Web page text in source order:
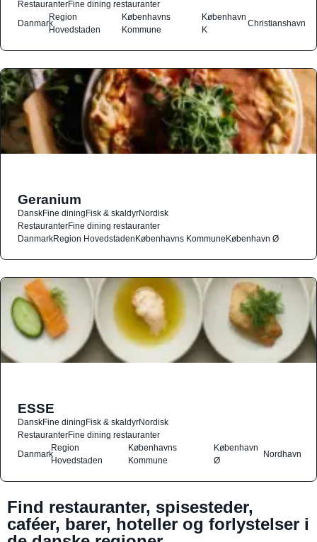
RestauranterFine dining restauranter
Danmark
Region
Hovedstaden
Københavns
Kommune
København
K
Christianshavn
Geranium
DanskFine diningFisk & skaldyrNordisk
RestauranterFine dining restauranter
DanmarkRegion HovedstadenKøbenhavns KommuneKøbenhavn Ø
ESSE
DanskFine diningFisk & skaldyrNordisk
RestauranterFine dining restauranter
Danmark
Region
Hovedstaden
Københavns
Kommune
København
Ø
Nordhavn
Find restauranter, spisesteder,
caféer, barer, hoteller og forlystelser i